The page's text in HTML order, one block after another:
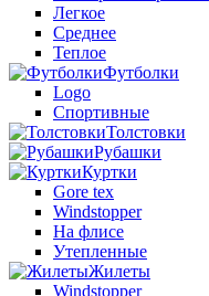
Легкое
Среднее
Теплое
Футболки
Logo
Спортивные
Толстовки
Рубашки
Куртки
Gore tex
Windstopper
На флисе
Утепленные
Жилеты
Windstopper